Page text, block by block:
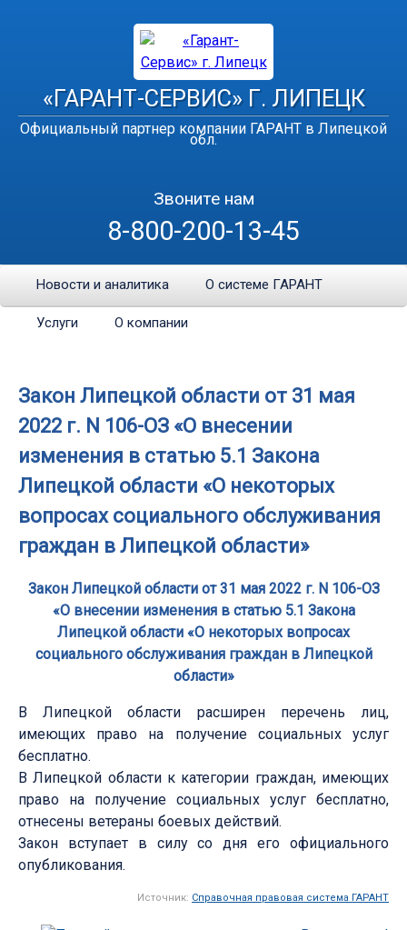
«ГАРАНТ-СЕРВИС» Г. ЛИПЕЦК
Официальный партнер компании ГАРАНТ в Липецкой
обл.
Звоните нам
8-800-200-13-45
Новости и аналитика О системе ГАРАНТ
Услуги О компании
Закон Липецкой области от 31 мая
2022 г. N 106-ОЗ «О внесении
изменения в статью 5.1 Закона
Липецкой области «О некоторых
вопросах социального обслуживания
граждан в Липецкой области»
Закон Липецкой области от 31 мая 2022 г. N 106-ОЗ
«О внесении изменения в статью 5.1 Закона
Липецкой области «О некоторых вопросах
социального обслуживания граждан в Липецкой
области»
В Липецкой области расширен перечень лиц,
имеющих право на получение социальных услуг
бесплатно.
В Липецкой области к категории граждан, имеющих
право на получение социальных услуг бесплатно,
отнесены ветераны боевых действий.
Закон вступает в силу со дня его официального
опубликования.
Источник: Справочная правовая система ГАРАНТ